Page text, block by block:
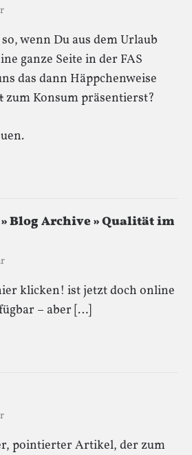
wenn Du aus dem Urlaub
ganze Seite in der FAS
das dann Häppchenweise
zum Konsum präsentierst?
Blog Archive » Qualität im
klicken! ist jetzt doch online
– aber […]
pointierter Artikel, der zum